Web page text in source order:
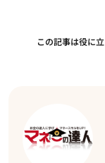
この記事は役に